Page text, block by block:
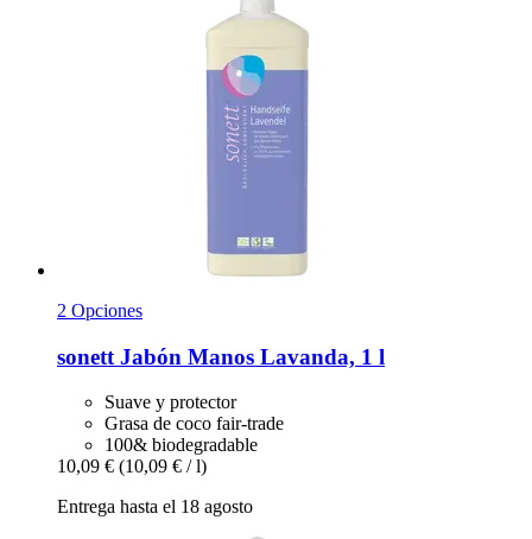
2 Opciones
sonett Jabón Manos Lavanda, 1 l
Suave y protector
Grasa de coco fair-trade
100& biodegradable
10,09 € (10,09 € / l)
Entrega hasta el 18 agosto